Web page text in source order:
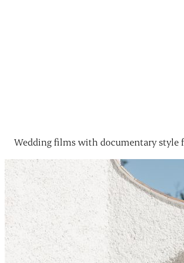
Wedding films with documentary style